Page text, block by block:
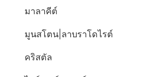
มาลาคีต์
มูนสโตน|ลาบราโดไรต์
คริสตัล